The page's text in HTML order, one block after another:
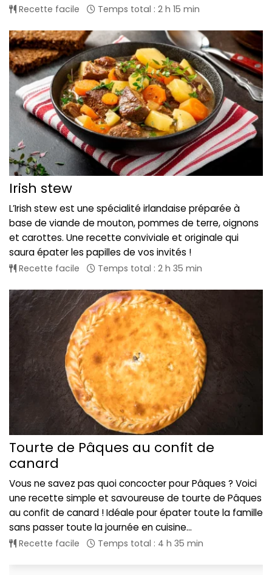
Recette facile Temps total : 2 h 15 min
Irish stew
L’Irish stew est une spécialité irlandaise préparée à
base de viande de mouton, pommes de terre, oignons
et carottes. Une recette conviviale et originale qui
saura épater les papilles de vos invités !
Recette facile Temps total : 2 h 35 min
Tourte de Pâques au confit de
canard
Vous ne savez pas quoi concocter pour Pâques ? Voici
une recette simple et savoureuse de tourte de Pâques
au confit de canard ! Idéale pour épater toute la famille
sans passer toute la journée en cuisine...
Recette facile Temps total : 4 h 35 min